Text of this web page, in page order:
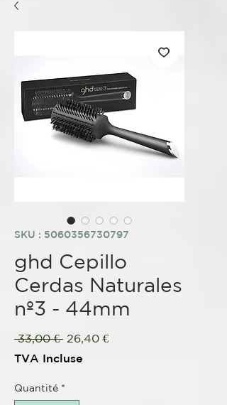
SKU : 5060356730797
ghd Cepillo
Cerdas Naturales
nº3 - 44mm
33,00 € Prix
26,40 €Prix
TVA Incluse
Quantité *